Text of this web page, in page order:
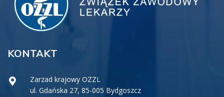
KONTAKT
Zarzad krajowy OZZL
ul. Gdańska 27, 85-005 Bydgoszcz